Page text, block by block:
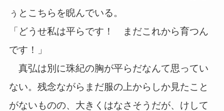
ぅとこちらを睨んでいる。
「どうせ私は平らです！ まだこれから育つん
です！」
真弘は別に珠紀の胸が平らだなんて思ってい
ない。残念ながらまだ服の上からしか見たこと
がないものの、大きくはなさそうだが、けして